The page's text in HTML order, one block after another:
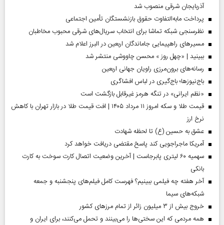
آذربایجان شرقی منصوب شد
پرداخت مابه‌التفاوت حقوق بازنشستگان تأمین اجتماعی
نظرسنجی شبکه تماشا برای انتخاب سریال‌های شرقی محبوب مخاطبان
مسیر‌های راهپیمایی جاماندگان اربعین در البرز اعلام شد
ببینید | «چهل روز » محسن چاووشی منتشر شد
رسانه‌های برون‌مرزی راویان جهانی اربعین
باج‌نیوزها؛ باج‌گیری در لباس افشاگری
«نظم ایرانی» در تنگه هرمز غیرقابل بازگشت است
قیمت طلا و سکه امروز ۱۱ مرداد ۱۴۰۵ | افت قیمت طلا در بازار تهران با کاهش
نرخ ارز
عشق به حسین (ع) تا لحظه شهادت
آمریکا ماجراجویی کند پاسخ مقتضی دریافت خواهد کرد
سهمیه ۶۰ لیتری پابرجاست | آخرین وضعیت اتصال کارت سوخت به کارت
بانکی
آخر هفته چه فیلمی ببینیم؟ فهرست کامل فیلم‌های پنجشنبه و جمعه
شبکه‌های سیما
خروج بیش از ۳ میلیون زائر از تمام مرز‌های کشور
همه مردمی که این سختی‌ها را می‌بینند و تحمل می‌کنند، برای ایران و